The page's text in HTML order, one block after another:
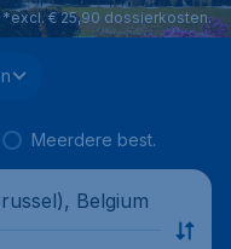
*excl. € 25,90 dossierkosten.
Meerdere best.
Belgium